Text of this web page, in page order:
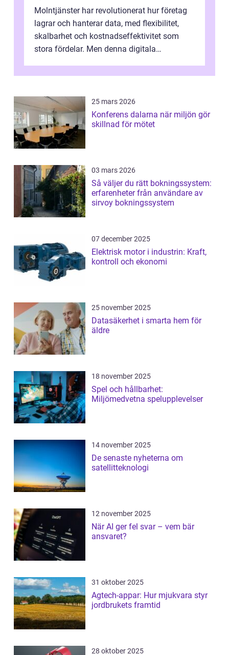
Molntjänster har revolutionerat hur företag
lagrar och hanterar data, med flexibilitet,
skalbarhet och kostnadseffektivitet som
stora fördelar. Men denna digitala
25 mars 2026
Konferens dalarna när miljön gör
skillnad för mötet
03 mars 2026
Så väljer du rätt bokningssystem:
erfarenheter från användare av
sirvoy bokningssystem
07 december 2025
Elektrisk motor i industrin: Kraft,
kontroll och ekonomi
25 november 2025
Datasäkerhet i smarta hem för
äldre
18 november 2025
Spel och hållbarhet:
Miljömedvetna spelupplevelser
14 november 2025
De senaste nyheterna om
satellitteknologi
12 november 2025
När AI ger fel svar – vem bär
ansvaret?
31 oktober 2025
Agtech-appar: Hur mjukvara styr
jordbrukets framtid
28 oktober 2025